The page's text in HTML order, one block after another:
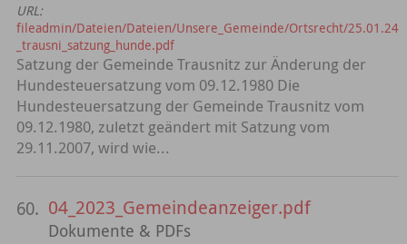
URL:
fileadmin/Dateien/Dateien/Unsere_Gemeinde/Ortsrecht/25.01.24
_trausni_satzung_hunde.pdf
Satzung der Gemeinde Trausnitz zur Änderung der
Hundesteuersatzung vom 09.12.1980 Die
Hundesteuersatzung der Gemeinde Trausnitz vom
09.12.1980, zuletzt geändert mit Satzung vom
29.11.2007, wird wie...
60. 04_2023_Gemeindeanzeiger.pdf
Dokumente & PDFs